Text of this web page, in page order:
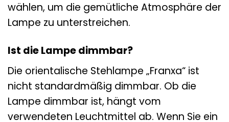
wählen, um die gemütliche Atmosphäre der
Lampe zu unterstreichen.
Ist die Lampe dimmbar?
Die orientalische Stehlampe „Franxa“ ist
nicht standardmäßig dimmbar. Ob die
Lampe dimmbar ist, hängt vom
verwendeten Leuchtmittel ab. Wenn Sie ein